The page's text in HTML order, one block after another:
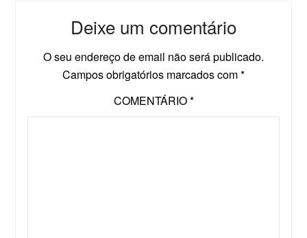
Deixe um comentário
O seu endereço de email não será publicado.
Campos obrigatórios marcados com*
COMENTÁRIO*